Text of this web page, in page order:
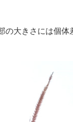
大きさには個